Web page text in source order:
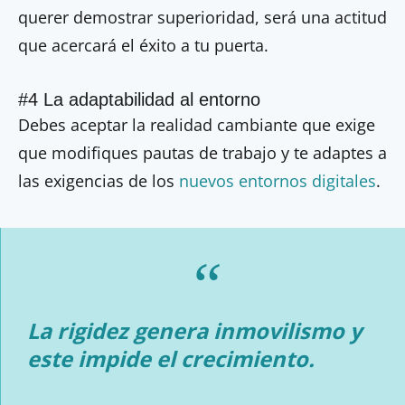
querer demostrar superioridad, será una actitud
que acercará el éxito a tu puerta.
#4 La adaptabilidad al entorno
Debes aceptar la realidad cambiante que exige
que modifiques pautas de trabajo y te adaptes a
las exigencias de los nuevos entornos digitales.
La rigidez genera inmovilismo y
este impide el crecimiento.